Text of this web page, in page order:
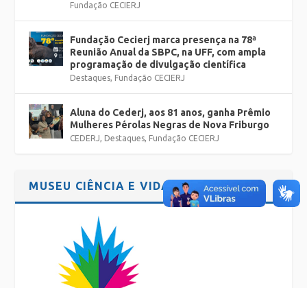
Fundação CECIERJ
Fundação Cecierj marca presença na 78ª
Reunião Anual da SBPC, na UFF, com ampla
programação de divulgação científica
Destaques, Fundação CECIERJ
Aluna do Cederj, aos 81 anos, ganha Prêmio
Mulheres Pérolas Negras de Nova Friburgo
CEDERJ, Destaques, Fundação CECIERJ
MUSEU CIÊNCIA E VIDA